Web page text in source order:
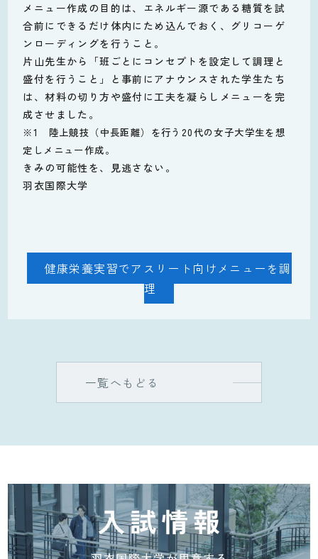
メニュー作成の目的は、エネルギー源である糖質を試
合前にできるだけ体内にため込んでおく、グリコーゲ
ンローディングを行うこと 。
片山先生から「班ごとにコンセプトを設定して調理と
盛付を行うこと」と事前にアナウンスされた学生たち
は、材料の切り方や盛付に工夫を凝らしメニューを完
成させました。
※1 陸上競技（中長距離）を行う20代の女子大学生を想
定しメニュー作成。
きみの可能性を、見逃さない。
羽衣国際大学
健康栄養実習でアスリート向けメニューを調
理
一覧へもどる